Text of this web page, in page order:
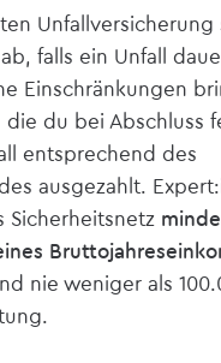
Unfall­versicherung
falls ein Unfall
Einschränkungen
die du bei Abschluss
entsprechend des
ausgezahlt.
Sicherheitsnetz
nie weniger als